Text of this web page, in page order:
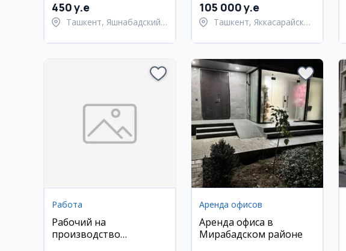
ул. Лисунова
450 y.e
Ташкент, Яшнабадский
105 000 y.e
Ташкент, Яккасарайский
Работа
Рабочий на
производство
Аренда офисов
Аренда офиса в
Мирабадском районе